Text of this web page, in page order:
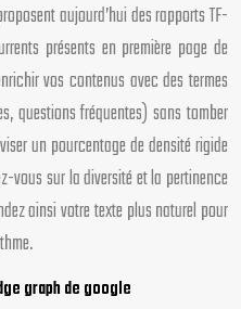
aujourd’hui des rapports TF-
présents en première page de
vos contenus avec des termes
questions fréquentes) sans tomber
un pourcentage de densité rigide
vous sur la diversité et la pertinence
ainsi votre texte plus naturel pour
graph de google